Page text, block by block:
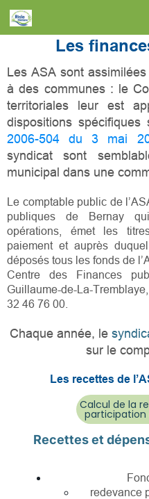
Les
Les ASA sont
à des communes : le
territoriales leur est
dispositions
2006-504 du 3 mai
syndicat sont
municipal dans une
Le comptable public de
publiques de Bernay
opérations, émet les
paiement et auprès
déposés tous les fonds de
Centre des Finances
Guillaume-de-La-
32 46 76 00.
Chaque année, le
sur le
Les recettes de
Calcul de la
Recettes et
redevance